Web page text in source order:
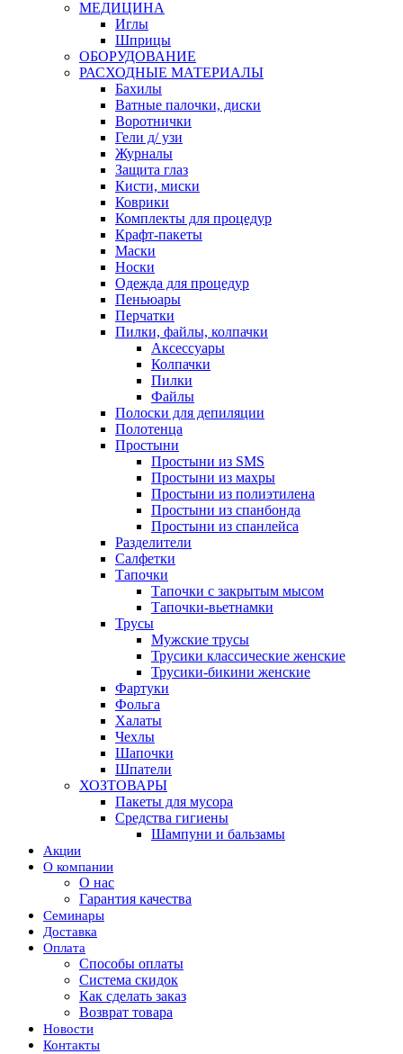
МЕДИЦИНА
Иглы
Шприцы
ОБОРУДОВАНИЕ
РАСХОДНЫЕ МАТЕРИАЛЫ
Бахилы
Ватные палочки, диски
Воротнички
Гели д/ узи
Журналы
Защита глаз
Кисти, миски
Коврики
Комплекты для процедур
Крафт-пакеты
Маски
Носки
Одежда для процедур
Пеньюары
Перчатки
Пилки, файлы, колпачки
Аксессуары
Колпачки
Пилки
Файлы
Полоски для депиляции
Полотенца
Простыни
Простыни из SMS
Простыни из махры
Простыни из полиэтилена
Простыни из спанбонда
Простыни из спанлейса
Разделители
Салфетки
Тапочки
Тапочки с закрытым мысом
Тапочки-вьетнамки
Трусы
Мужские трусы
Трусики классические женские
Трусики-бикини женские
Фартуки
Фольга
Халаты
Чехлы
Шапочки
Шпатели
ХОЗТОВАРЫ
Пакеты для мусора
Средства гигиены
Шампуни и бальзамы
Акции
О компании
О нас
Гарантия качества
Семинары
Доставка
Оплата
Способы оплаты
Система скидок
Как сделать заказ
Возврат товара
Новости
Контакты